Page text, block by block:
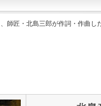
師匠・北島三郎が作詞・作曲し